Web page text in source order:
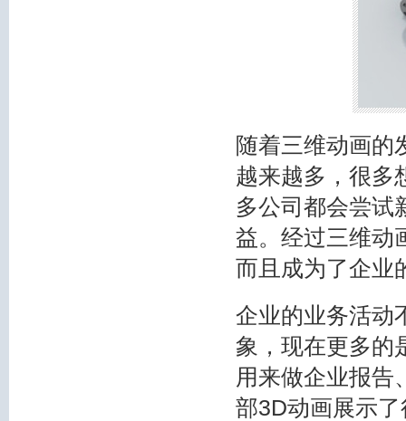
随着三维动画的
越来越多，很多
多公司都会尝试
益。经过三维动
而且成为了企业
企业的业务活动
象，现在更多的
用来做企业报告
部3D动画展示